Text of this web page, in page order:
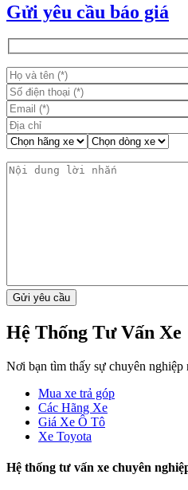
Gửi yêu cầu báo giá
Hệ Thống Tư Vấn Xe
Nơi bạn tìm thấy sự chuyên nghiệp
Mua xe trả góp
Các Hãng Xe
Giá Xe Ô Tô
Xe Toyota
Hệ thống tư vấn xe chuyên